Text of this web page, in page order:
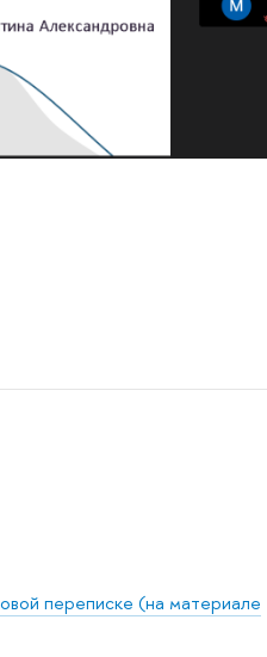
переписке (на материале